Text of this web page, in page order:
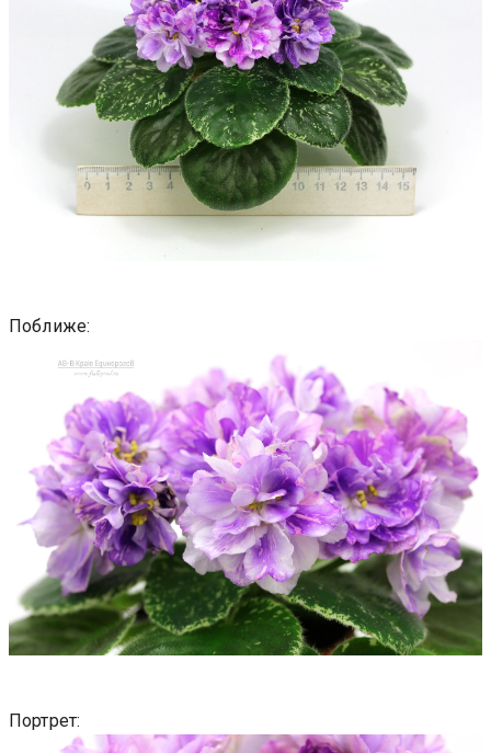
Поближе:
Портрет: